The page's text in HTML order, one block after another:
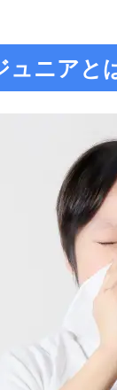
ュニアと